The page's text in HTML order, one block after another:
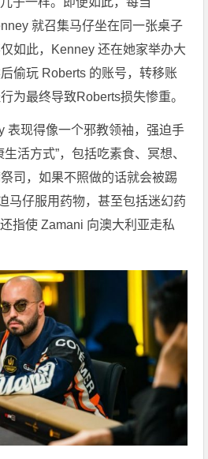
就召集马仔坐在同一张桌子
如此，Kenney 还在她家举办大
偷玩 Roberts 的账号，转移账
为最终导致Roberts损失惨重。
表现得像一个邪教领袖，强迫手
活方式”，包括吃素食、冥想、
司，如果不照做的话就会被踢
马仔服用药物，甚至包括迷幻药
指使 Zamani 向澳大利亚走私